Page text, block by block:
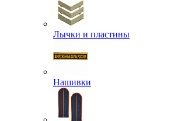
Лычки и пластины
Нашивки